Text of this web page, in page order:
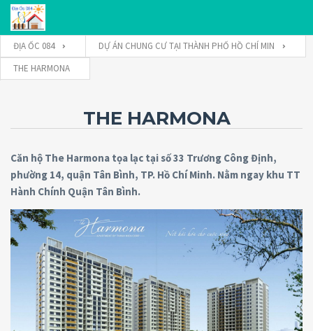
Connect with:
Forgot
password? SIGN IN
Remember me
ĐỊA ỐC 084
DỰ ÁN CHUNG CƯ TẠI THÀNH PHỐ HỒ CHÍ MIN
THE HARMONA
THE HARMONA
Căn hộ The Harmona tọa lạc tại số 33 Trương Công Định,
phường 14, quận Tân Bình, TP. Hồ Chí Minh. Nằm ngay khu TT
Hành Chính Quận Tân Bình.